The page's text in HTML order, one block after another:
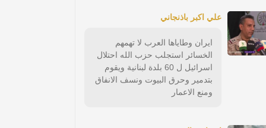
علي اكبر باذنجاني
ايران وطاياها العرب لا تهمهم
الخسائر استجلب حزب الله احتلال
اسرائيل ل 60 بلدة لبنانية ويقوم
بتدمير وحرق البيوت ونسف الانفاق
ومنع الاعمار